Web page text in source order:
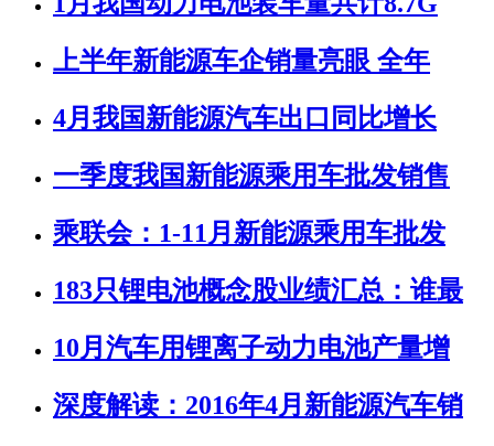
上半年新能源车企销量亮眼 全年
4月我国新能源汽车出口同比增长
一季度我国新能源乘用车批发销售
乘联会：1-11月新能源乘用车批发
183只锂电池概念股业绩汇总：谁最
10月汽车用锂离子动力电池产量增
深度解读：2016年4月新能源汽车销